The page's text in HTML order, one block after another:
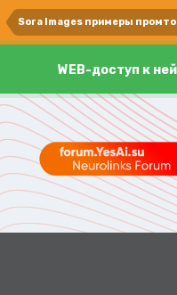
Sora Images примеры
WEB-доступ к